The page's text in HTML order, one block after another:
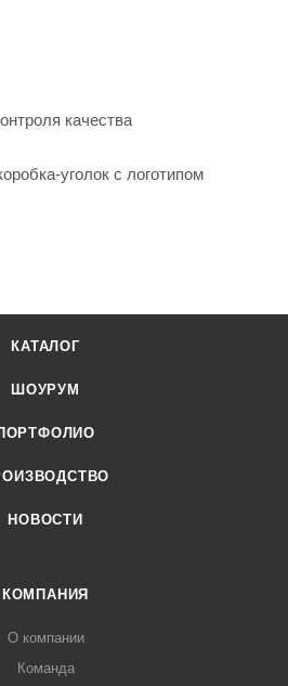
качества
уголок с логотипом
КАТАЛОГ
ШОУРУМ
НОВОСТИ
КОМПАНИЯ
О компании
Команда